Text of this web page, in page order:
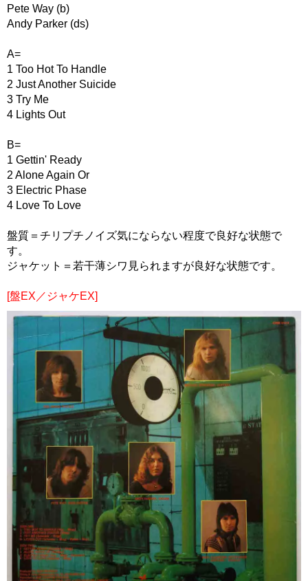
Pete Way (b)
Andy Parker (ds)
A=
1 Too Hot To Handle
2 Just Another Suicide
3 Try Me
4 Lights Out
B=
1 Gettin' Ready
2 Alone Again Or
3 Electric Phase
4 Love To Love
盤質＝チリプチノイズ気にならない程度で良好な状態で
す。
ジャケット＝若干薄シワ見られますが良好な状態です。
[盤EX／ジャケEX]